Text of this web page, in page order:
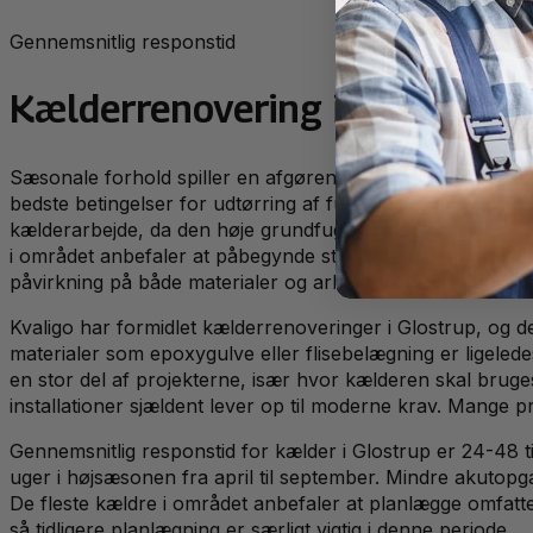
Gennemsnitlig responstid
Kælderrenovering iGlostrup
Sæsonale forhold spiller en afgørende rolle for
bedste betingelser for udtørring af fugtskader og ny
kælderarbejde, da den høje grundfugtighed i Glostrup-
i området anbefaler at påbegynde større
påvirkning på både materialer og arbejdsforhold.
Kvaligo har formidlet kælderrenoveringer i Glostrup, og
materialer som epoxygulve eller flisebelægning er
en stor del af projekterne, især hvor kælderen skal
installationer sjældent lever op til moderne krav. Mange
Gennemsnitlig responstid for kælder i Glostrup er 24-48
uger i højsæsonen fra april til september. Mindre
De fleste kældre i området anbefaler at planlægge